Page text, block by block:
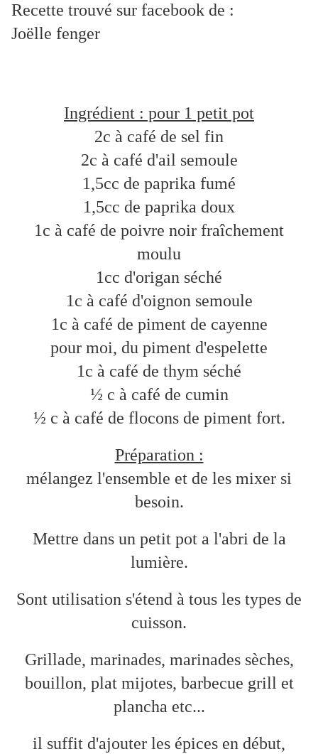
Recette trouvé sur facebook de :
Joëlle fenger
Ingrédient : pour 1 petit pot
2c à café de sel fin
2c à café d'ail semoule
1,5cc de paprika fumé
1,5cc de paprika doux
1c à café de poivre noir fraîchement
moulu
1cc d'origan séché
1c à café d'oignon semoule
1c à café de piment de cayenne
pour moi, du piment d'espelette
1c à café de thym séché
½ c à café de cumin
½ c à café de flocons de piment fort.
Préparation :
mélangez l'ensemble et de les mixer si
besoin.
Mettre dans un petit pot a l'abri de la
lumière.
Sont utilisation s'étend à tous les types de
cuisson.
Grillade, marinades, marinades sèches,
bouillon, plat mijotes, barbecue grill et
plancha etc...
il suffit d'ajouter les épices en début,